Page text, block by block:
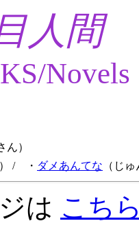
人間
Novels
ん）
/ ・ ダメあんてな （じ
は こち